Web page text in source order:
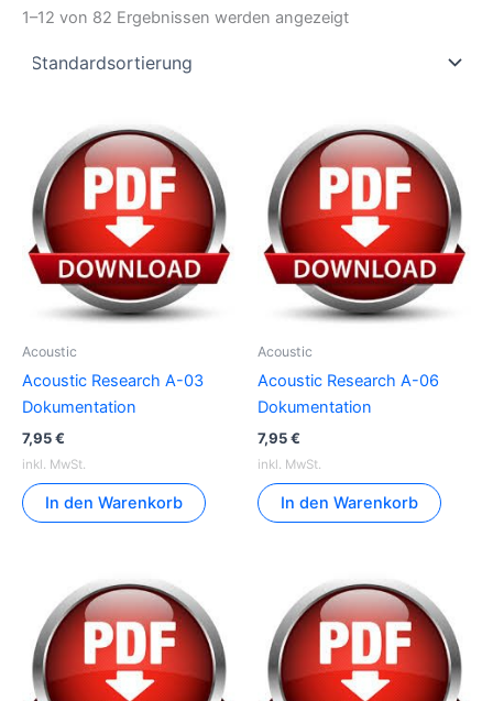
1–12 von 82 Ergebnissen werden angezeigt
Acoustic
Acoustic Research A-03
Dokumentation
7,95€
inkl. MwSt.
In den Warenkorb
Acoustic
Acoustic Research A-06
Dokumentation
7,95€
inkl. MwSt.
In den Warenkorb